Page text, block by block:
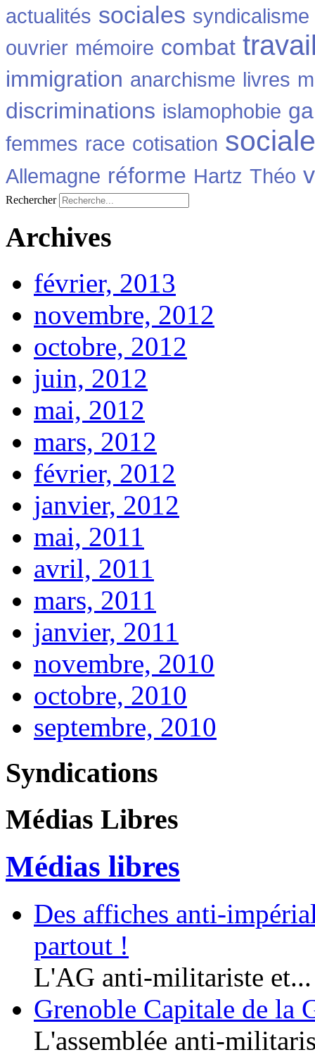
actualités sociales syndicalisme
ouvrier mémoire combat
immigration anarchisme livres
discriminations islamophobie
femmes race cotisation sociale
Allemagne réforme Hartz Théo
Rechercher
Archives
février, 2013
novembre, 2012
octobre, 2012
juin, 2012
mai, 2012
mars, 2012
février, 2012
janvier, 2012
mai, 2011
avril, 2011
mars, 2011
janvier, 2011
novembre, 2010
octobre, 2010
septembre, 2010
Syndications
Médias Libres
Médias libres
Des affiches anti-
partout !
L'AG anti-militariste et...
Grenoble Capitale de la
L'assemblée anti-